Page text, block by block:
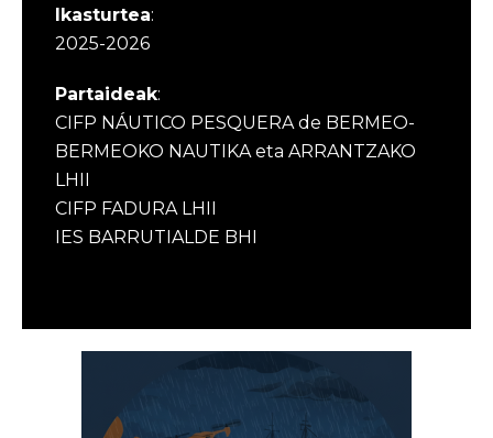
Ikasturtea:
2025-2026
Partaideak:
CIFP NÁUTICO PESQUERA de BERMEO-
BERMEOKO NAUTIKA eta ARRANTZAKO
LHII
CIFP FADURA LHII
IES BARRUTIALDE BHI